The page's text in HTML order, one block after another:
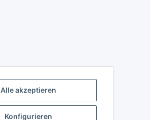
Alle akzeptieren
Konfigurieren